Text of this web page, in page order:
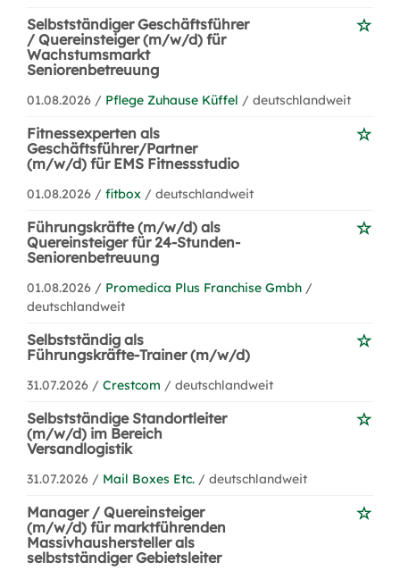
Selbstständiger Geschäftsführer
/ Quereinsteiger (m/w/d) für
Wachstumsmarkt
Seniorenbetreuung
01.08.2026 / Pflege Zuhause Küffel / deutschlandweit
Fitnessexperten als
Geschäftsführer/Partner
(m/w/d) für EMS Fitnessstudio
01.08.2026 / fitbox / deutschlandweit
Führungskräfte (m/w/d) als
Quereinsteiger für 24-Stunden-
Seniorenbetreuung
01.08.2026 / Promedica Plus Franchise Gmbh /
deutschlandweit
Selbstständig als
Führungskräfte-Trainer (m/w/d)
31.07.2026 / Crestcom / deutschlandweit
Selbstständige Standortleiter
(m/w/d) im Bereich
Versandlogistik
31.07.2026 / Mail Boxes Etc. / deutschlandweit
Manager / Quereinsteiger
(m/w/d) für marktführenden
Massivhaushersteller als
selbstständiger Gebietsleiter